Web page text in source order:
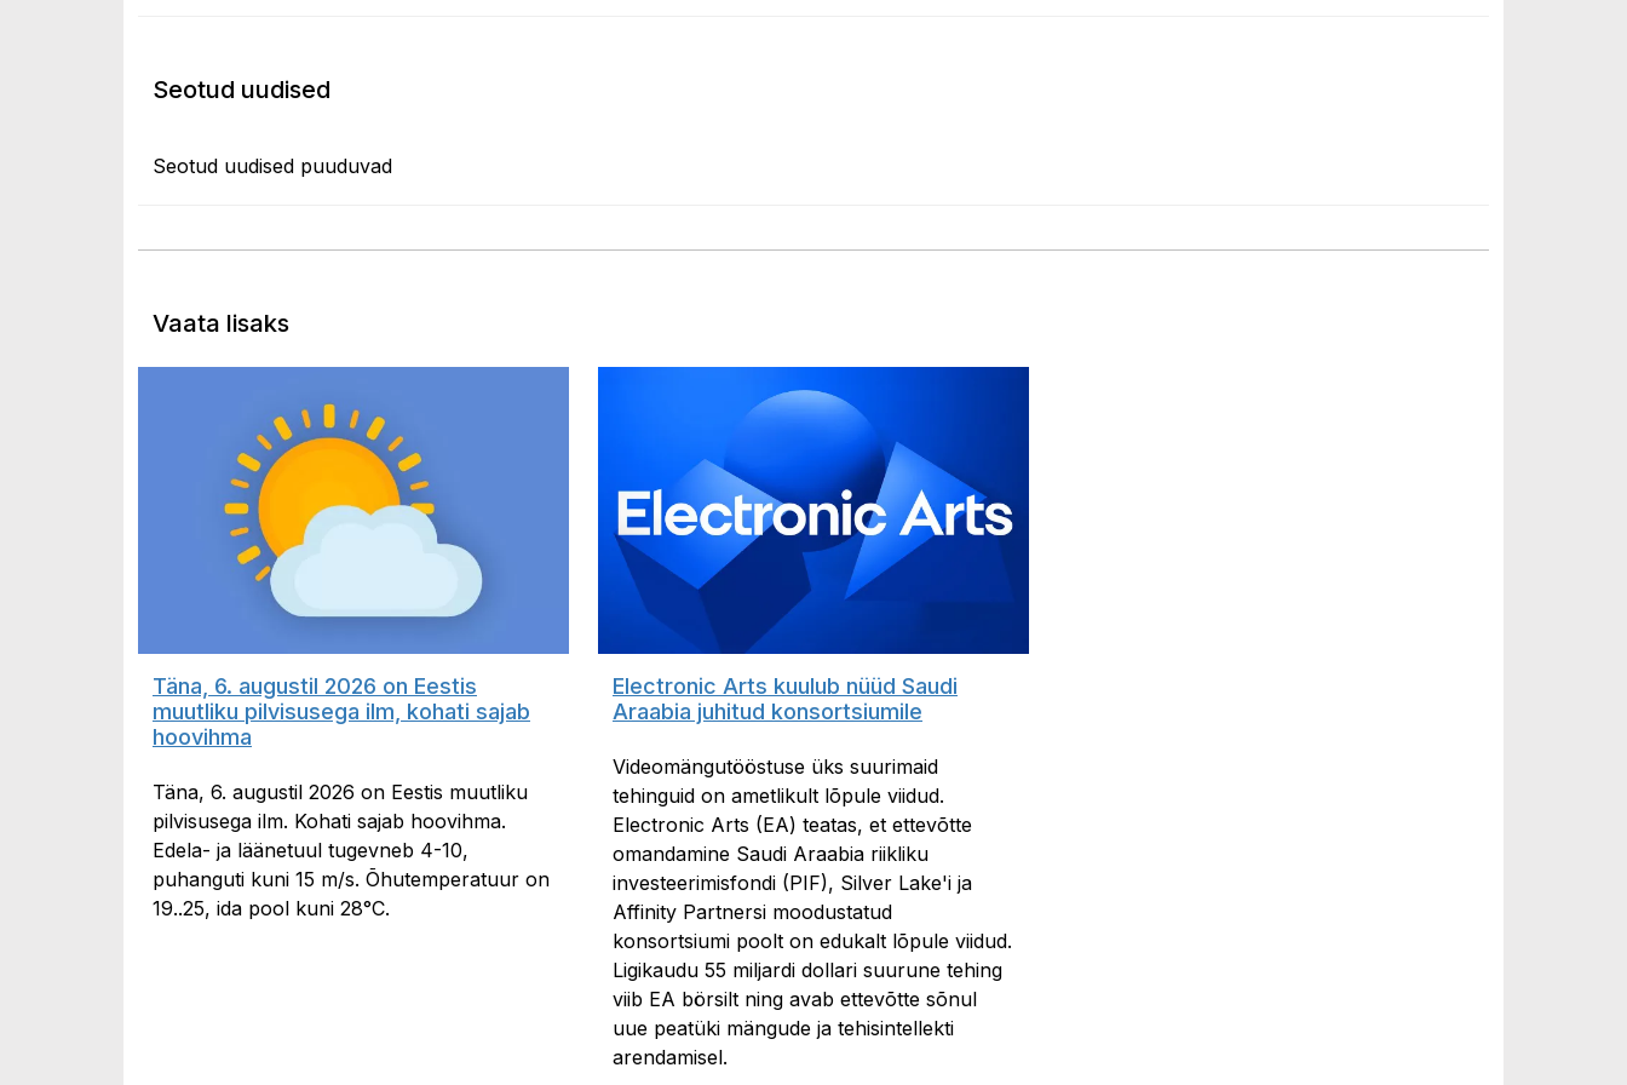
Seotud uudised
Seotud uudised puuduvad
Vaata lisaks
Täna, 6. augustil 2026 on Eestis
muutliku pilvisusega ilm, kohati sajab
hoovihma
Täna, 6. augustil 2026 on Eestis muutliku
pilvisusega ilm. Kohati sajab hoovihma.
Edela- ja läänetuul tugevneb 4-10,
puhanguti kuni 15 m/s. Õhutemperatuur on
19..25, ida pool kuni 28°C.
Electronic Arts kuulub nüüd Saudi
Araabia juhitud konsortsiumile
Videomängutööstuse üks suurimaid
tehinguid on ametlikult lõpule viidud.
Electronic Arts (EA) teatas, et ettevõtte
omandamine Saudi Araabia riikliku
investeerimisfondi (PIF), Silver Lake'i ja
Affinity Partnersi moodustatud
konsortsiumi poolt on edukalt lõpule viidud.
Ligikaudu 55 miljardi dollari suurune tehing
viib EA börsilt ning avab ettevõtte sõnul
uue peatüki mängude ja tehisintellekti
arendamisel.